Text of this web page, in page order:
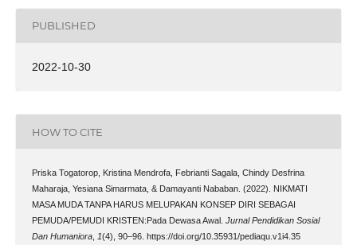
PUBLISHED
2022-10-30
HOW TO CITE
Priska Togatorop, Kristina Mendrofa, Febrianti Sagala, Chindy Desfrina
Maharaja, Yesiana Simarmata, & Damayanti Nababan. (2022). NIKMATI
MASA MUDA TANPA HARUS MELUPAKAN KONSEP DIRI SEBAGAI
PEMUDA/PEMUDI KRISTEN:Pada Dewasa Awal. Jurnal Pendidikan Sosial
Dan Humaniora, 1(4), 90–96. https://doi.org/10.35931/pediaqu.v1i4.35